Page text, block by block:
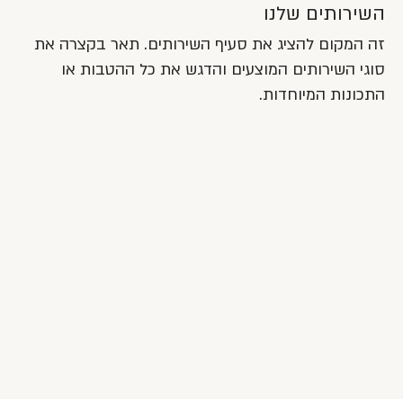
השירותים שלנו
זה המקום להציג את סעיף השירותים. תאר בקצרה את
סוגי השירותים המוצעים והדגש את כל ההטבות או
התכונות המיוחדות.